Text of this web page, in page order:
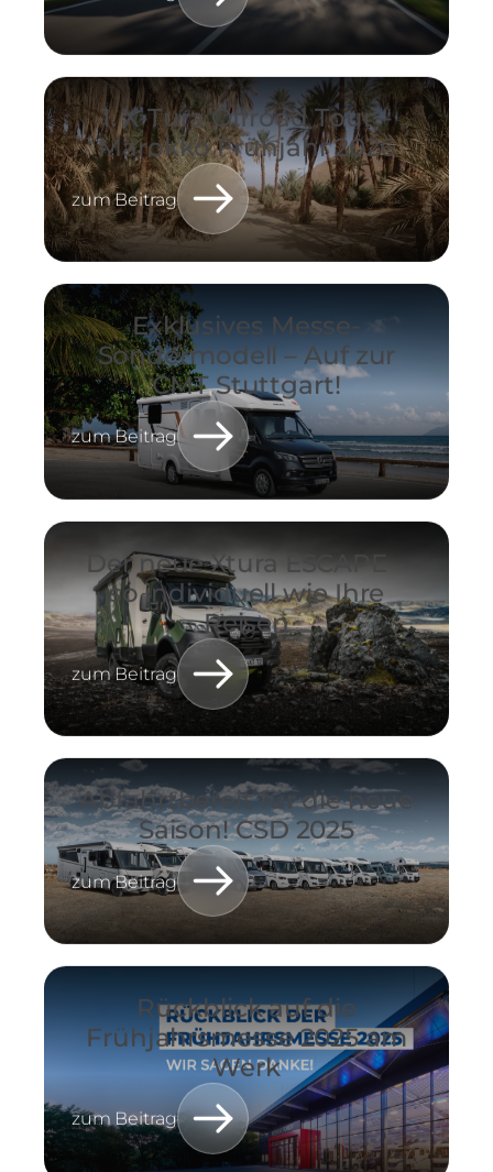
1. X-Tura Offroad Tour –
Marokko Frühjahr 2026
zum Beitrag
Exklusives Messe-
Sondermodell – Auf zur
CMT Stuttgart!
zum Beitrag
Der neue Xtura ESCAPE –
so individuell wie Ihre
Reisen
zum Beitrag
Abfahrtbereit für die neue
Saison! CSD 2025
zum Beitrag
Rückblick auf die
Frühjahrsmesse 2025 am
Werk
zum Beitrag